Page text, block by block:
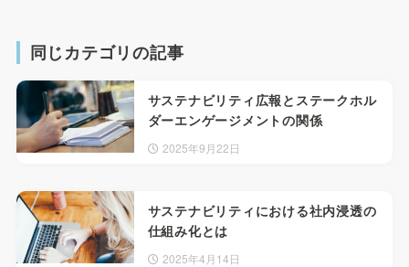
同じカテゴリの記事
サステナビリティ広報とステークホル
ダーエンゲージメントの関係
2025年9月22日
サステナビリティにおける社内浸透の
仕組み化とは
2025年4月14日